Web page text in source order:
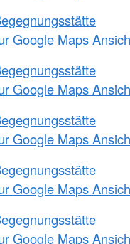
Google Maps
Google Maps
Google Maps
Google Maps
Google Maps